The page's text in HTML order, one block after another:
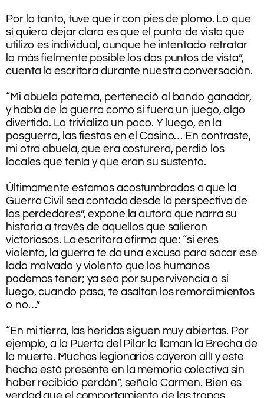
Por lo tanto, tuve que ir con pies de plomo. Lo que
sí quiero dejar claro es que el punto de vista que
utilizo es individual, aunque he intentado retratar
lo más fielmente posible los dos puntos de vista”,
cuenta la escritora durante nuestra conversación.
“Mi abuela paterna, perteneció al bando ganador,
y habla de la guerra como si fuera un juego, algo
divertido. Lo trivializa un poco. Y luego, en la
posguerra, las fiestas en el Casino… En contraste,
mi otra abuela, que era costurera, perdió los
locales que tenía y que eran su sustento.
Últimamente estamos acostumbrados a que la
Guerra Civil sea contada desde la perspectiva de
los perdedores”, expone la autora que narra su
historia a través de aquellos que salieron
victoriosos. La escritora afirma que: “si eres
violento, la guerra te da una excusa para sacar ese
lado malvado y violento que los humanos
podemos tener; ya sea por supervivencia o si
luego, cuando pasa, te asaltan los remordimientos
o no…”
“En mi tierra, las heridas siguen muy abiertas. Por
ejemplo, a la Puerta del Pilar la llaman la Brecha de
la muerte. Muchos legionarios cayeron allí y este
hecho está presente en la memoria colectiva sin
haber recibido perdón”, señala Carmen. Bien es